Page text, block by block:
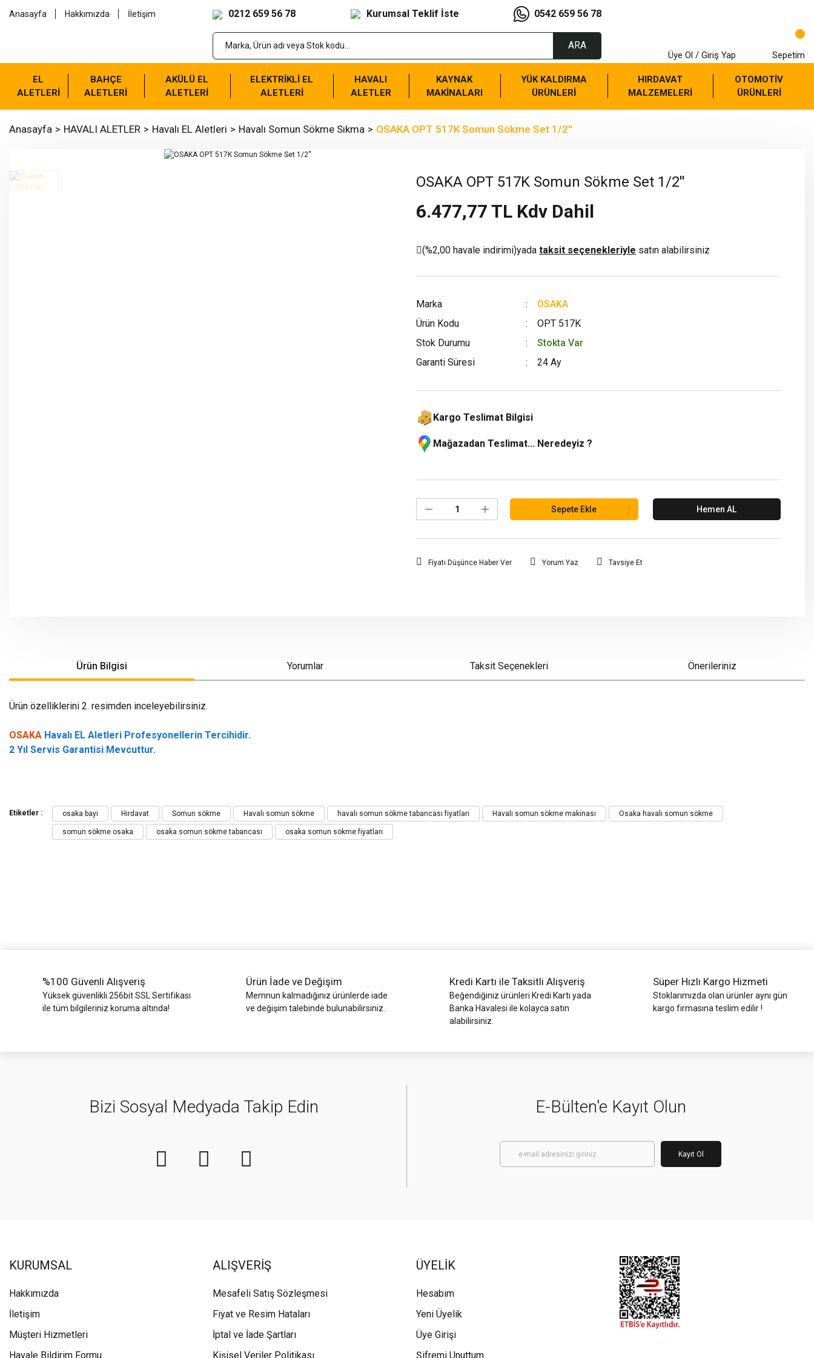
Anasayfa Hakkımızda İletişim 0212 659 56 78 Kurumsal Teklif İste 0542 659 56 78
ARA
Üye Ol / Giriş Yap Sepetim
EL
ALETLERİ
BAHÇE
ALETLERİ
AKÜLÜ EL
ALETLERİ
ELEKTRİKLİ EL
ALETLERİ
HAVALI
ALETLER
KAYNAK
MAKİNALARI
YÜK KALDIRMA
ÜRÜNLERİ
HIRDAVAT
MALZEMELERİ
OTOMOTİV
ÜRÜNLERİ
Anasayfa HAVALI ALETLER Havalı EL Aletleri Havalı Somun Sökme Sıkma OSAKA OPT 517K Somun Sökme Set 1/2''
OSAKA OPT 517K Somun Sökme Set 1/2''
6.477,77 TL Kdv Dahil
(%2,00 havale indirimi)yada taksit seçenekleriyle satın alabilirsiniz
Marka
OSAKA
Ürün Kodu
OPT 517K
Stok Durumu
Stokta Var
Garanti Süresi
24 Ay
Kargo Teslimat Bilgisi
Mağazadan Teslimat... Neredeyiz ?
Sepete Ekle Hemen AL
Fiyatı Düşünce Haber Ver Yorum Yaz Tavsiye Et
Ürün Bilgisi Yorumlar Taksit Seçenekleri Önerileriniz
Ürün özelliklerini 2. resimden inceleyebilirsiniz.
OSAKA Havalı EL Aletleri Profesyonellerin Tercihidir.
2 Yıl Servis Garantisi Mevcuttur.
Bu ürüne ilk yorumu siz yapın!
Görüş ve önerileriniz için teşekkür ederiz.
Ürün resmi kalitesiz, bozuk veya görüntülenemiyor.
Etiketler : osaka bayi Hırdavat Somun sökme Havalı somun sökme havalı somun sökme tabancası fiyatları Havalı somun sökme makinası Osaka havalı somun sökme
somun sökme osaka osaka somun sökme tabancası osaka somun sökme fiyatları
%100 Güvenli Alışveriş
Yüksek güvenlikli 256bit SSL Sertifikası
ile tüm bilgileriniz koruma altında!
Ürün İade ve Değişim
Memnun kalmadığınız ürünlerde iade
ve değişim talebinde bulunabilirsiniz.
Kredi Kartı ile Taksitli Alışveriş
Beğendiğiniz ürünleri Kredi Kartı yada
Banka Havalesi ile kolayca satın
alabilirsiniz.
Süper Hızlı Kargo Hizmeti
Stoklarımızda olan ürünler aynı gün
kargo firmasına teslim edilir !
Bizi Sosyal Medyada Takip Edin E-Bülten'e Kayıt Olun
Kayıt Ol
KURUMSAL
Hakkımızda
İletişim
Müşteri Hizmetleri
Havale Bildirim Formu
ALIŞVERİŞ
Mesafeli Satış Sözleşmesi
Fiyat ve Resim Hataları
İptal ve İade Şartları
Kişisel Veriler Politikası
ÜYELİK
Hesabım
Yeni Üyelik
Üye Girişi
Şifremi Unuttum